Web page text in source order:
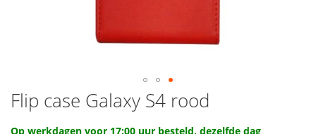
Ga
naar
het
Flip case Galaxy S4 rood
Op werkdagen voor 17:00 uur besteld, dezelfde dag